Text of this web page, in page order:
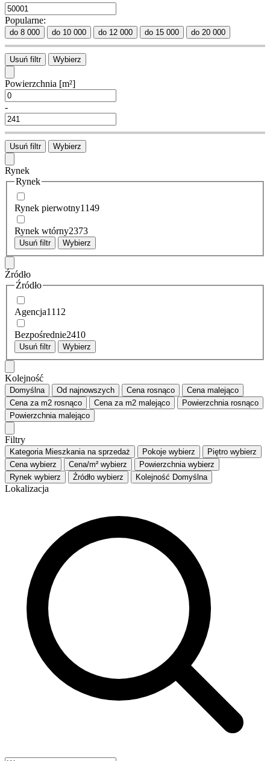
Popularne:
do 8 000 do 10 000 do 12 000 do 15 000 do 20 000
Usuń filtr Wybierz
Powierzchnia [m²]
-
Usuń filtr Wybierz
Rynek
Rynek
Rynek pierwotny1149
Rynek wtórny2373
Usuń filtr Wybierz
Źródło
Źródło
Agencja1112
Bezpośrednie2410
Usuń filtr Wybierz
Kolejność
Domyślna Od najnowszych Cena rosnąco Cena malejąco
Cena za m2 rosnąco Cena za m2 malejąco Powierzchnia rosnąco
Powierzchnia malejąco
Filtry
Kategoria Mieszkania na sprzedaż Pokoje wybierz Piętro wybierz
Cena wybierz Cena/m² wybierz Powierzchnia wybierz
Rynek wybierz Źródło wybierz Kolejność Domyślna
Lokalizacja